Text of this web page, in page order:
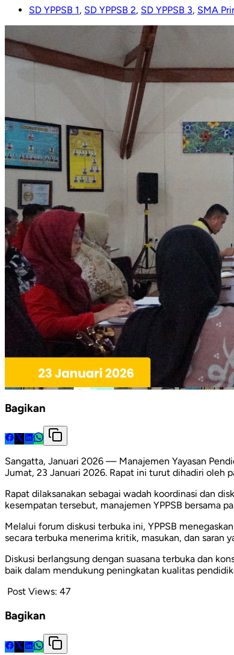
SD YPPSB 1, SD YPPSB 2, SD YPPSB 3, SMA
Bagikan
Sangatta, Januari 2026 — Manajemen Yayasan
Jumat, 23 Januari 2026. Rapat ini turut dihadiri oleh
Rapat dilaksanakan sebagai wadah koordinasi dan
kesempatan tersebut, manajemen YPPSB bersama
Melalui forum diskusi terbuka ini, YPPSB
secara terbuka menerima kritik, masukan, dan saran
Diskusi berlangsung dengan suasana terbuka dan
baik dalam mendukung peningkatan kualitas
Post Views: 47
Bagikan